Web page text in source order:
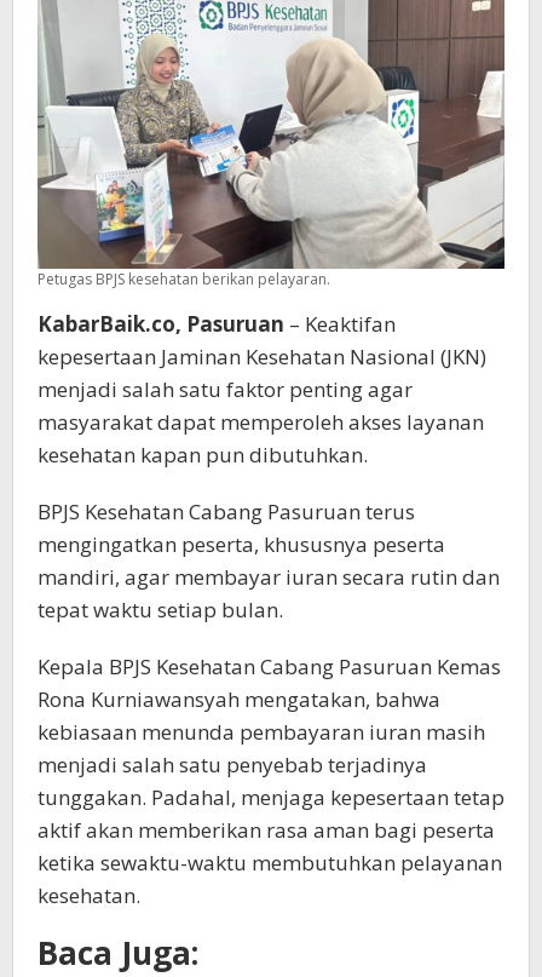
Petugas BPJS kesehatan berikan pelayaran.
KabarBaik.co, Pasuruan – Keaktifan
kepesertaan Jaminan Kesehatan Nasional (JKN)
menjadi salah satu faktor penting agar
masyarakat dapat memperoleh akses layanan
kesehatan kapan pun dibutuhkan.
BPJS Kesehatan Cabang Pasuruan terus
mengingatkan peserta, khususnya peserta
mandiri, agar membayar iuran secara rutin dan
tepat waktu setiap bulan.
Kepala BPJS Kesehatan Cabang Pasuruan Kemas
Rona Kurniawansyah mengatakan, bahwa
kebiasaan menunda pembayaran iuran masih
menjadi salah satu penyebab terjadinya
tunggakan. Padahal, menjaga kepesertaan tetap
aktif akan memberikan rasa aman bagi peserta
ketika sewaktu-waktu membutuhkan pelayanan
kesehatan.
Baca Juga: